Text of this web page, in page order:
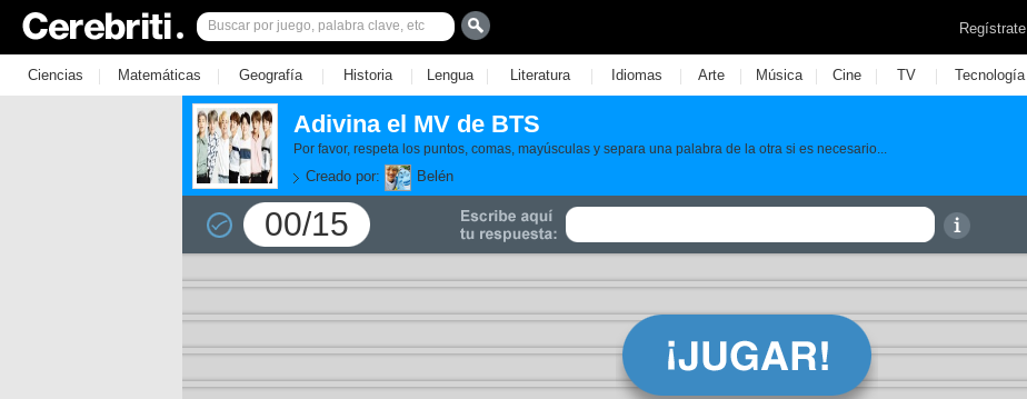
Regístrate
Ciencias | Matemáticas | Geografía | Historia | Lengua | Literatura | Idiomas | Arte | Música | Cine | TV | Tecnología
Adivina el MV de BTS
Por favor, respeta los puntos, comas, mayúsculas y separa una palabra de la otra si es necesario...
Creado por: Belén
00/15